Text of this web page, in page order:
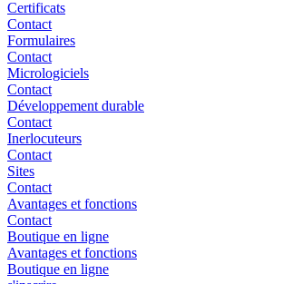
Certificats
Contact
Formulaires
Contact
Micrologiciels
Contact
Développement durable
Contact
Inerlocuteurs
Contact
Sites
Contact
Avantages et fonctions
Contact
Boutique en ligne
Avantages et fonctions
Boutique en ligne